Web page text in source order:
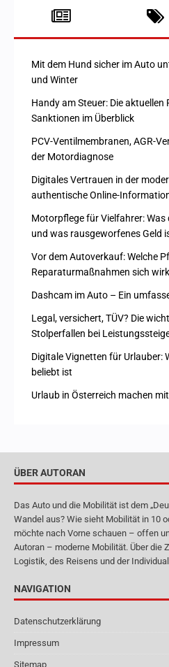
Mit dem Hund sicher im Auto
und Winter
Handy am Steuer: Die aktuellen
Sanktionen im Überblick
PCV-Ventilmembranen, AGR-
der Motordiagnose
Digitales Vertrauen in der
authentische Online-
Motorpflege für Vielfahrer:
und was rausgeworfenes Geld
Vor dem Autoverkauf: Welche
Reparaturmaßnahmen sich
Dashcam im Auto – Ein
Legal, versichert, TÜV? Die
Stolperfallen bei
Digitale Vignetten für Urlauber:
beliebt ist
Urlaub in Österreich machen
ÜBER AUTORAN
Das Auto und die Mobilität ist dem
Wandel aus? Wie sieht Mobilität in 10
möchte nach Vorne schauen – offen
Autoran – moderne Mobilität. Über die
Logistik, des Reisens und der
NAVIGATION
Datenschutzerklärung
Impressum
Sitemap